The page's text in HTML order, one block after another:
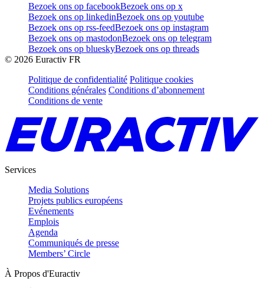
Bezoek ons op facebookBezoek ons op x
Bezoek ons op linkedinBezoek ons op youtube
Bezoek ons op rss-feedBezoek ons op instagram
Bezoek ons op mastodonBezoek ons op telegram
Bezoek ons op blueskyBezoek ons op threads
© 2026 Euractiv FR
Politique de confidentialité Politique cookies
Conditions générales Conditions d’abonnement
Conditions de vente
Services
Media Solutions
Projets publics européens
Evénements
Emplois
Agenda
Communiqués de presse
Members’ Circle
À Propos d'Euractiv